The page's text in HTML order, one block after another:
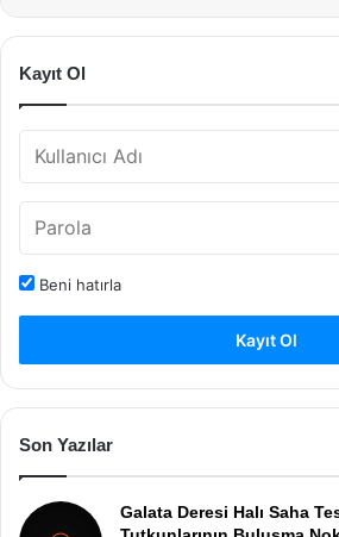
Kayıt Ol
Beni hatırla
Kayıt Ol
Son Yazılar
Galata Deresi Halı Saha